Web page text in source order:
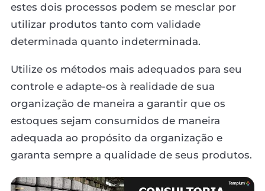
estes dois processos podem se mesclar por
utilizar produtos tanto com validade
determinada quanto indeterminada.
Utilize os métodos mais adequados para seu
controle e adapte-os à realidade de sua
organização de maneira a garantir que os
estoques sejam consumidos de maneira
adequada ao propósito da organização e
garanta sempre a qualidade de seus produtos.